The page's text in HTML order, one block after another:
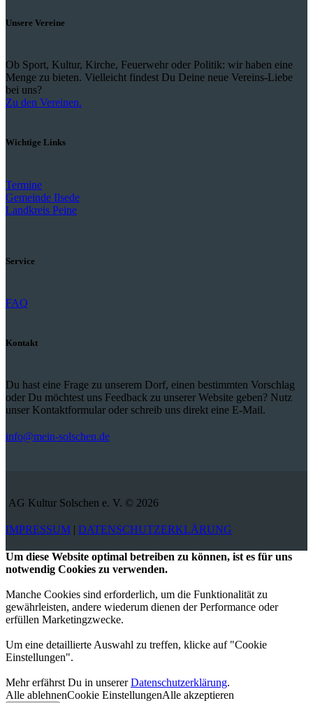
Unsere Vereine
Ob Sport, Kultur, Kirche, Feuerwehr oder Politik: wir haben eine
Menge zu bieten. Vielleicht findest Du Deine neue Vereins-Liebe
bei uns?
Zu den Vereinen.
Wichtige Links
Termine
Gemeinde Ilsede
Landkreis Peine
Service
FAQ
Kontakt
Du hast eine Frage zu unserem Dorf, einen bestimmten Vorschlag
oder Du möchtest uns Feedback zu unserer Website geben? Nutz
unser Kontaktformular oder schreib uns direkt eine E-Mail.
info@mein-solschen.de
AG Kultur Solschen e. V. © 2026
IMPRESSUM | DATENSCHUTZERKLÄRUNG
Um diese Website optimal betreiben zu können, ist es für uns
notwendig Cookies zu verwenden.
Manche Cookies sind erforderlich, um die Funktionalität zu
gewährleisten, andere wiederum dienen der Performance oder
erfüllen Marketingzwecke.
Um eine detaillierte Auswahl zu treffen, klicke auf "Cookie
Einstellungen".
Mehr erfährst Du in unsererDatenschutzerklärung.
Alle ablehnenCookie EinstellungenAlle akzeptieren